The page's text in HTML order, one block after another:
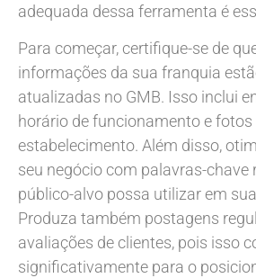
adequada dessa ferramenta é
Para começar, certifique-se de
informações da sua franquia
atualizadas no GMB. Isso inclui
horário de funcionamento e fotos
estabelecimento. Além disso,
seu negócio com palavras-chave
público-alvo possa utilizar em
Produza também postagens
avaliações de clientes, pois isso
significativamente para o